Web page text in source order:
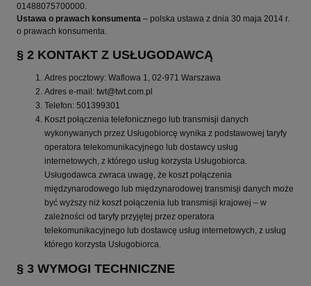
01488075700000.
Ustawa o prawach konsumenta – polska ustawa z dnia 30 maja 2014 r.
o prawach konsumenta.
§ 2 KONTAKT Z USŁUGODAWCĄ
Adres pocztowy: Waflowa 1, 02-971 Warszawa
Adres e-mail: twt@twt.com.pl
Telefon: 501399301
Koszt połączenia telefonicznego lub transmisji danych
wykonywanych przez Usługobiorcę wynika z podstawowej taryfy
operatora telekomunikacyjnego lub dostawcy usług
internetowych, z którego usług korzysta Usługobiorca.
Usługodawca zwraca uwagę, że koszt połączenia
międzynarodowego lub międzynarodowej transmisji danych może
być wyższy niż koszt połączenia lub transmisji krajowej – w
zależności od taryfy przyjętej przez operatora
telekomunikacyjnego lub dostawcę usług internetowych, z usług
którego korzysta Usługobiorca.
§ 3 WYMOGI TECHNICZNE